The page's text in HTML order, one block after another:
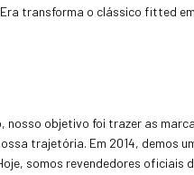
transforma o clássico fitted
nosso objetivo foi trazer as
trajetória. Em 2014, demos
somos revendedores oficiais